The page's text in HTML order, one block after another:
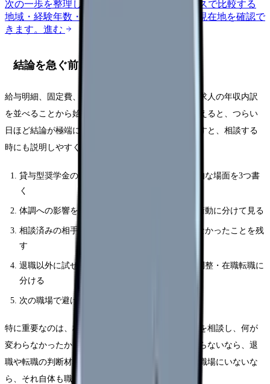
次の一歩を整理します。
給料コンパスで比較する
地域・経験年数・施設形態から、今の給料の現在地を確認で
きます。 進む
結論を急ぐ前に確認する5項目
給与明細、固定費、退職後1〜3か月の生活費、次の求人の年収内訳
を並べることから始めてください。頭の中だけで考えると、つらい
日ほど結論が極端になります。紙やメモアプリに残すと、相談する
時にも説明しやすくなります。
貸与型奨学金の返済中に辞めたいと思った具体的な場面を3つ書
く
体調への影響を、睡眠・食欲・涙・動悸・欠勤衝動に分けて見る
相談済みの相手、返答、変わったこと・変わらなかったことを残
す
退職以外に試せる選択肢を、休職・異動・勤務調整・在職転職に
分ける
次の職場で避けたい条件を3つに絞る
特に重要なのは、相談の有無ではなく「具体的に何を相談し、何が
変わらなかったか」です。相談したのに状況が変わらないなら、退
職や転職の判断材料になります。相談できる相手が職場にいないな
ら、それ自体も職場条件の問題です。